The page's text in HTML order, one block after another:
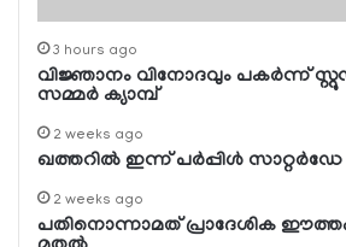
3 hours ago
വിജ്ഞാനം വിനോദവും പകര്‍ന്ന്
സമ്മര്‍ ക്യാമ്പ്
2 weeks ago
ഖത്തറില്‍ ഇന്ന് പര്‍പ്പിള്‍ സാറ്റര്‍ഡേ
2 weeks ago
പതിനൊന്നാമത് പ്രാദേശിക